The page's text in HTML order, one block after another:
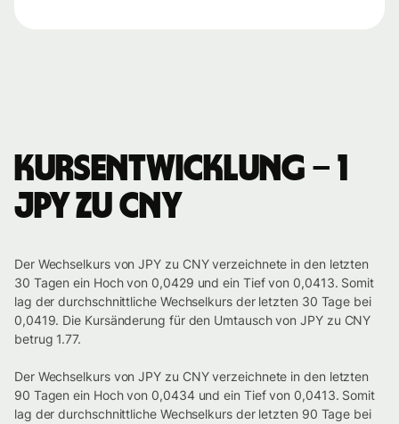
Kursentwicklung – 1
JPY zu CNY
Der Wechselkurs von JPY zu CNY verzeichnete in den letzten
30 Tagen ein Hoch von 0,0429 und ein Tief von 0,0413. Somit
lag der durchschnittliche Wechselkurs der letzten 30 Tage bei
0,0419. Die Kursänderung für den Umtausch von JPY zu CNY
betrug 1.77.
Der Wechselkurs von JPY zu CNY verzeichnete in den letzten
90 Tagen ein Hoch von 0,0434 und ein Tief von 0,0413. Somit
lag der durchschnittliche Wechselkurs der letzten 90 Tage bei